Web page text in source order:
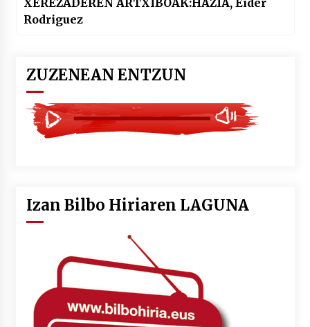
Rodriguez
ZUZENEAN ENTZUN
Izan Bilbo Hiriaren LAGUNA